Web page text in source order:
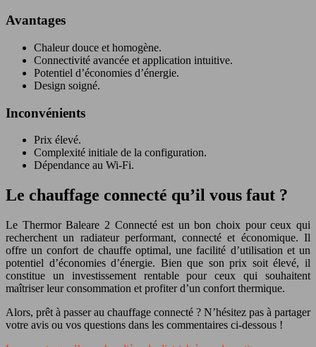
Avantages
Chaleur douce et homogène.
Connectivité avancée et application intuitive.
Potentiel d’économies d’énergie.
Design soigné.
Inconvénients
Prix élevé.
Complexité initiale de la configuration.
Dépendance au Wi-Fi.
Le chauffage connecté qu’il vous faut ?
Le Thermor Baleare 2 Connecté est un bon choix pour ceux qui
recherchent un radiateur performant, connecté et économique. Il
offre un confort de chauffe optimal, une facilité d’utilisation et un
potentiel d’économies d’énergie. Bien que son prix soit élevé, il
constitue un investissement rentable pour ceux qui souhaitent
maîtriser leur consommation et profiter d’un confort thermique.
Alors, prêt à passer au chauffage connecté ? N’hésitez pas à partager
votre avis ou vos questions dans les commentaires ci-dessous !